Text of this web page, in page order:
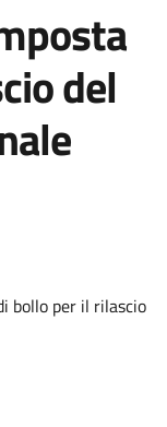
del
bollo per il rilascio